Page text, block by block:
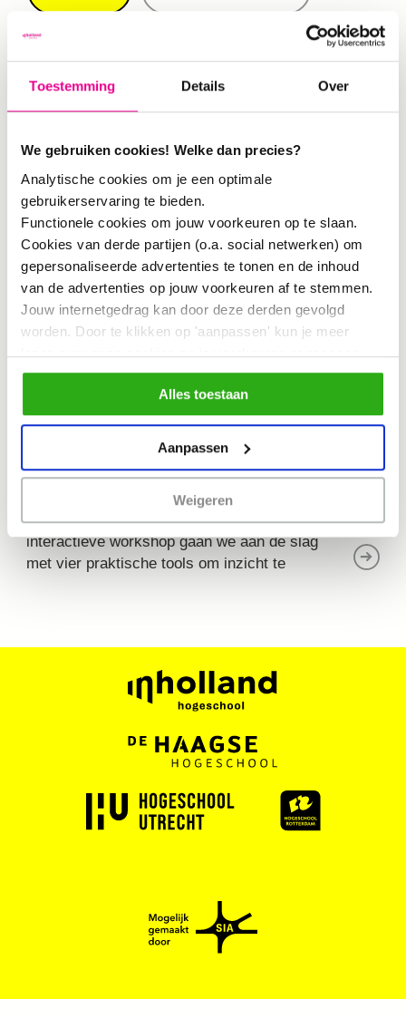
Toestemming Details Over
We gebruiken cookies! Welke dan precies?
Analytische cookies om je een optimale
gebruikerservaring te bieden.
Functionele cookies om jouw voorkeuren op te slaan.
Cookies van derde partijen (o.a. social netwerken) om
gepersonaliseerde advertenties te tonen en de inhoud
van de advertenties op jouw voorkeuren af te stemmen.
Jouw internetgedrag kan door deze derden gevolgd
worden. Door te klikken op 'aanpassen' kun je meer
lezen over onze cookies en je voorkeuren aanpassen.
Door op 'Alles toestaan' te klikken, ga je akkoord met het
gebruik van alle cookies zoals omschreven in
ons cookiebeleid.
Alles toestaan
Aanpassen
Weigeren
Project Training
PAST ACTIVITIES
ESCUELA EXCHANGE
ESCuela Exchange: 4 Systemisch Co-
Design netwerk tools verkennen In deze
interactieve workshop gaan we aan de slag
met vier praktische tools om inzicht te